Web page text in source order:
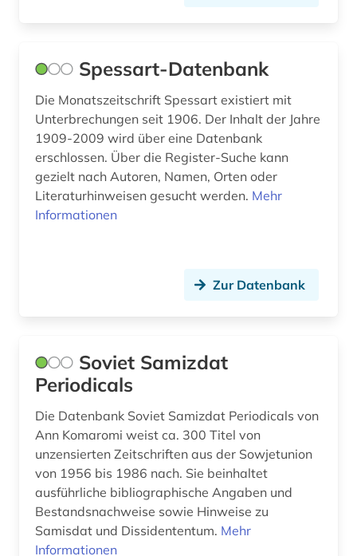
polen (2)
politik (9)
portugal (1)
presse (4)
publikation (1)
publizistik (1)
pädagogik (1)
quelle (7)
quellensammlung (2)
Spessart-Datenbank
Die Monatszeitschrift Spessart existiert mit
Unterbrechungen seit 1906. Der Inhalt der Jahre
1909-2009 wird über eine Datenbank
erschlossen. Über die Register-Suche kann
gezielt nach Autoren, Namen, Orten oder
Literaturhinweisen gesucht werden. Mehr
Informationen
Zur Datenbank
Soviet Samizdat
Periodicals
Die Datenbank Soviet Samizdat Periodicals von
Ann Komaromi weist ca. 300 Titel von
unzensierten Zeitschriften aus der Sowjetunion
von 1956 bis 1986 nach. Sie beinhaltet
ausführliche bibliographische Angaben und
Bestandsnachweise sowie Hinweise zu
Samisdat und Dissidententum. Mehr
Informationen